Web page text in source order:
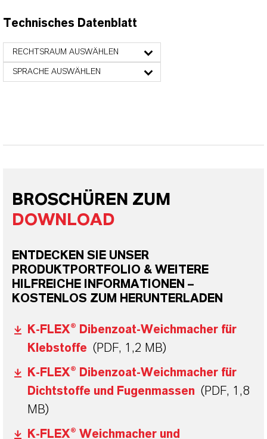
Technisches Datenblatt
RECHTSRAUM AUSWÄHLEN
SPRACHE AUSWÄHLEN
BROSCHÜREN ZUM
DOWNLOAD
ENTDECKEN SIE UNSER
PRODUKTPORTFOLIO & WEITERE
HILFREICHE INFORMATIONEN –
KOSTENLOS ZUM HERUNTERLADEN
K-FLEX® Dibenzoat-Weichmacher für
Klebstoffe (PDF, 1,2 MB)
K-FLEX® Dibenzoat-Weichmacher für
Dichtstoffe und Fugenmassen (PDF, 1,8
MB)
K-FLEX® Weichmacher und